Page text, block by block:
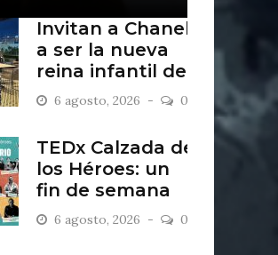
Invitan a Chanel
a ser la nueva
reina infantil de
San Francisco
del Rincón
6 agosto, 2026 0
TEDx Calzada de
los Héroes: un
fin de semana
“Antiordinario”
en León
6 agosto, 2026 0